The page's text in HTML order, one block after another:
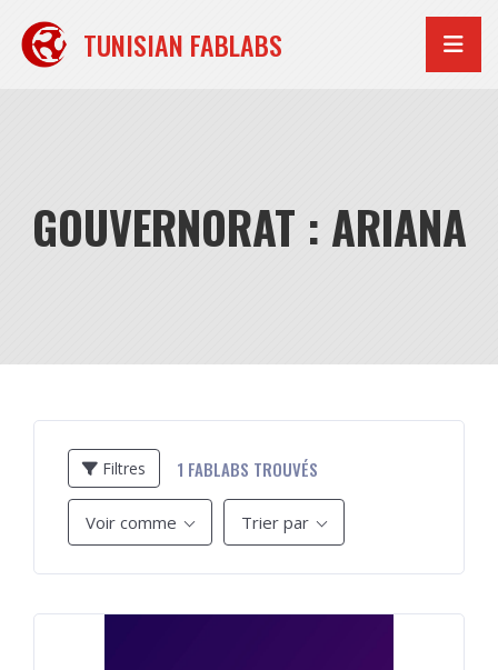
contenu
TUNISIAN FABLABS
GOUVERNORAT : ARIANA
Filtres 1 FABLABS TROUVÉS
Voir comme Trier par